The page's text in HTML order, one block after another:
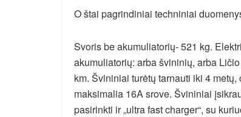
O štai pagrindiniai techniniai
Svoris be akumuliatorių- 521 kg.
akumuliatorių: arba švininių, arba
km. Švininiai turėtų tarnauti iki 4
maksimalia 16A srove. Švininiai
pasirinkti ir „ultra fast charger“, su